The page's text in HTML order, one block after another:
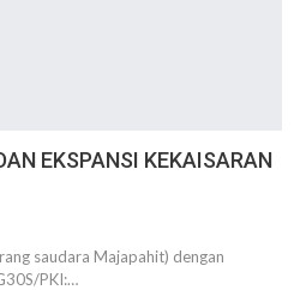
EKSPANSI KEKAISARAN
saudara Majapahit) dengan
PKI:…